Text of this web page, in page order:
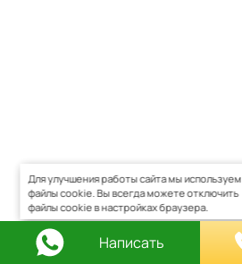
Для улучшения работы сайта мы используем
файлы cookie. Вы всегда можете отключить
файлы cookie в настройках браузера.
Написать